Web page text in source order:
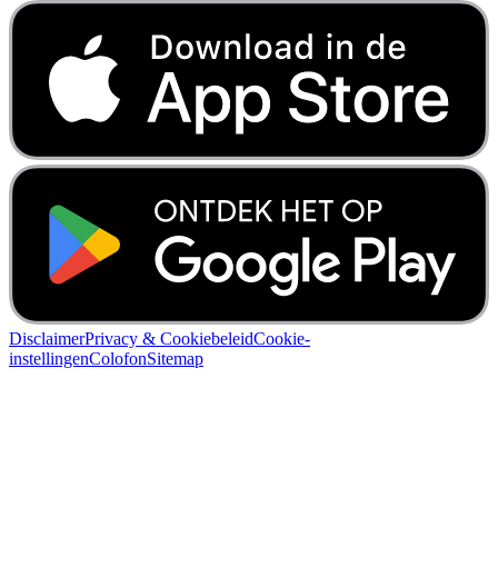
DisclaimerPrivacy & CookiebeleidCookie-
instellingenColofonSitemap